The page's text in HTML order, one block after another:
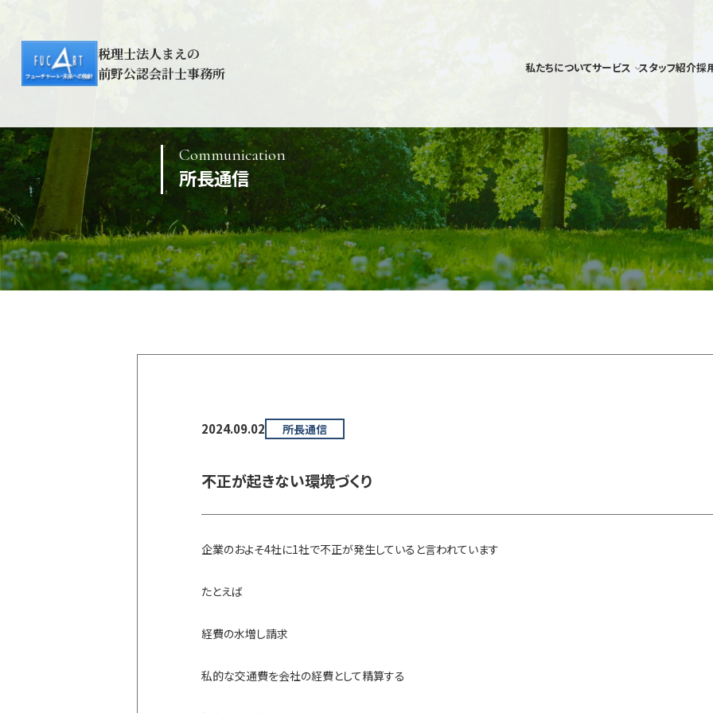
税理士法人まえの
前野公認会計士事務所
私たちについてサービス スタッフ紹介採
Communication
所長通信
2024.09.02 所長通信
不正が起きない環境づくり
企業のおよそ4社に1社で不正が発生していると言われています
たとえば
経費の水増し請求
私的な交通費を会社の経費として精算する